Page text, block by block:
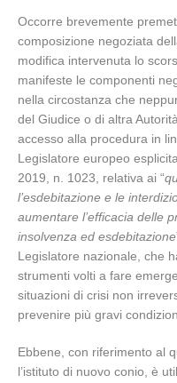
Occorre brevemente
composizione negoziata
modifica intervenuta lo
manifeste le componenti
nella circostanza che
del Giudice o di altra
accesso alla procedura in
Legislatore europeo
2019, n. 1023, relativa ai “
l’esdebitazione e le
aumentare l’efficacia delle
insolvenza ed esdebitazione
Legislatore nazionale, che
strumenti volti a fare
situazioni di crisi non
prevenire più gravi
Ebbene, con riferimento al
l’istituto di nuovo conio, è